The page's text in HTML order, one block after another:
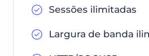
Sessões ilimitadas
Largura de banda